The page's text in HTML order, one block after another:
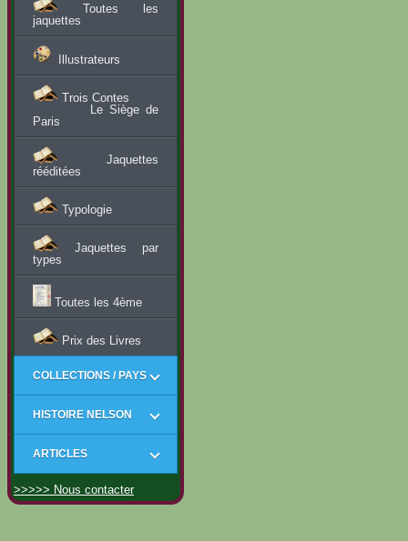
Toutes les
jaquettes
Illustrateurs
Trois Contes
Le Siège de
Paris
Jaquettes
rééditées
Typologie
Jaquettes par
types
Toutes les 4ème
Prix des Livres
COLLECTIONS / PAYS
HISTOIRE NELSON
ARTICLES
>>>>> Nous contacter